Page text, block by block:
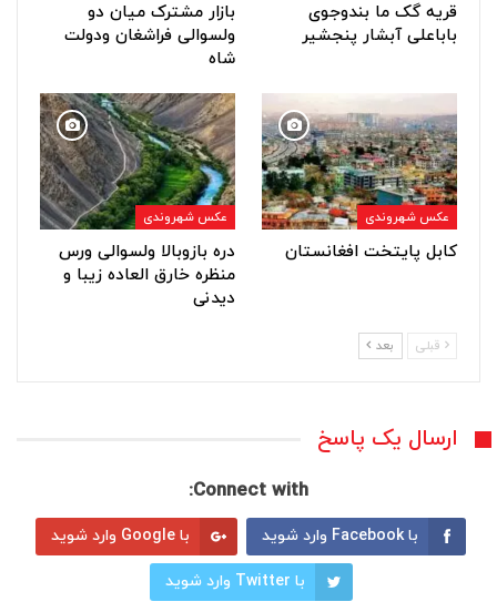
قریه گک ما بندوجوی
باباعلی آبشار پنجشیر
بازار مشترک میان دو
ولسوالی فراشغان ودولت
شاه
عکس شهروندی
کابل پایتخت افغانستان
عکس شهروندی
دره بازوبالا ولسوالی ورس
منظره خارق العاده زیبا و
دیدنی
قبلی بعد
ارسال یک پاسخ
Connect with:
با Facebook وارد شوید با Google وارد شوید
با Twitter وارد شوید